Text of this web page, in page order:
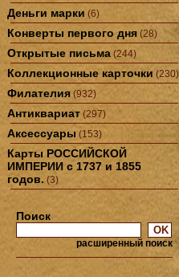
Деньги марки (6)
Конверты первого дня (28)
Открытые письма (244)
Коллекционные карточки (230)
Филателия (932)
Антиквариат (297)
Аксессуары (153)
Карты РОССИЙСКОЙ
ИМПЕРИИ с 1737 и 1855
годов. (3)
Поиск
расширенный поиск